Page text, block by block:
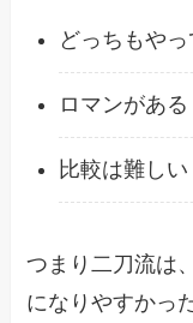
どっちもや
ロマンがある
比較は難しい
つまり二刀流は
になりやすかっ